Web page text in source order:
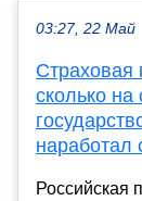
03:27, 22 Май
Страховая
сколько
наработал
Российская